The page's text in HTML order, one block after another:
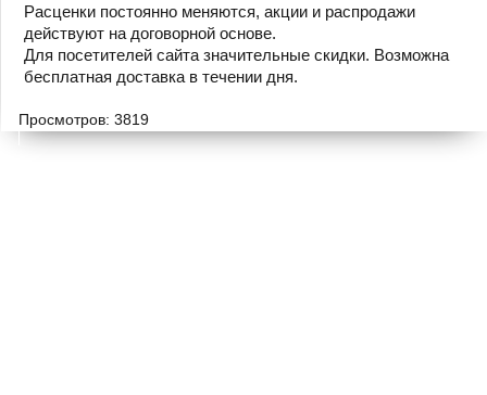
Расценки постоянно меняются, акции и распродажи
действуют на договорной основе.
Для посетителей сайта значительные скидки. Возможна
бесплатная доставка в течении дня.
Просмотров: 3819